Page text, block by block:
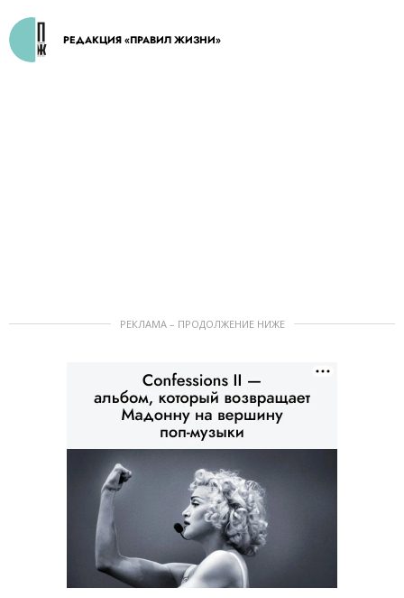
РЕДАКЦИЯ «ПРАВИЛ ЖИЗНИ»
РЕКЛАМА – ПРОДОЛЖЕНИЕ НИЖЕ